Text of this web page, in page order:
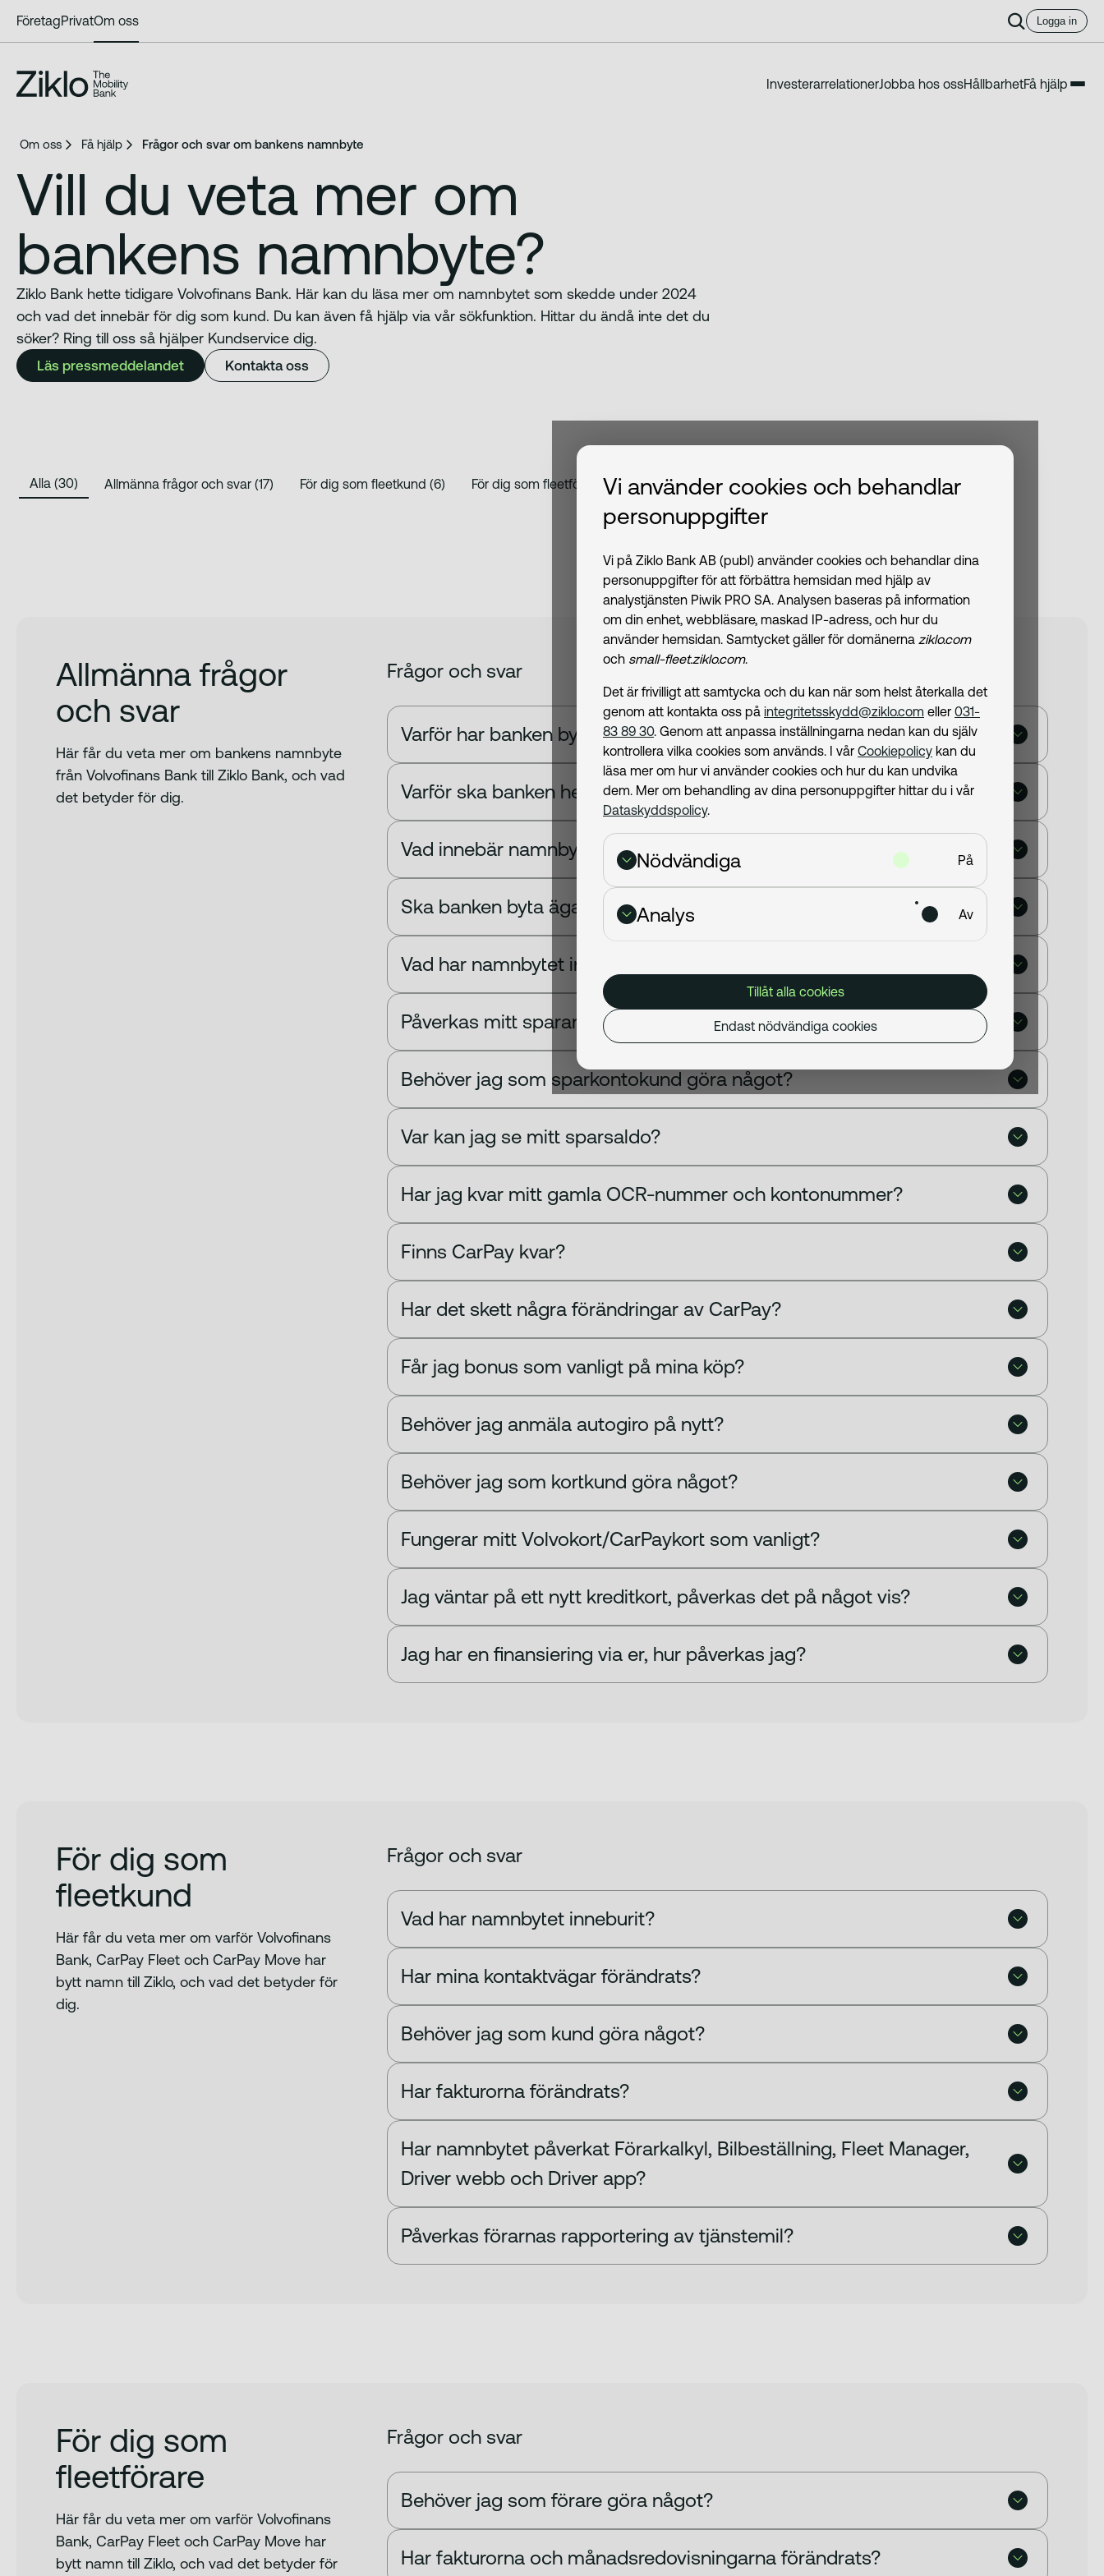
FöretagPrivatOm oss Logga in
InvesterarrelationerJobba hos ossHållbarhetFå hjälp
Om oss Få hjälp Frågor och svar om bankens namnbyte
Vill du veta mer om
bankens namnbyte?
Ziklo Bank hette tidigare Volvofinans Bank. Här kan du läsa mer om namnbytet som skedde under 2024
och vad det innebär för dig som kund. Du kan även få hjälp via vår sökfunktion. Hittar du ändå inte det du
söker? Ring till oss så hjälper Kundservice dig.
Läs pressmeddelandet Kontakta oss
Alla (30) Allmänna frågor och svar (17) För dig som fleetkund (6) För dig som fleetförare (7)
Allmänna frågor
och svar
Här får du veta mer om bankens namnbyte
från Volvofinans Bank till Ziklo Bank, och vad
det betyder för dig.
Frågor och svar
Varför har banken bytt namn?
Varför ska banken heta Ziklo Bank?
Vad innebär namnbytet för Volvofinans och CarPay?
Ska banken byta ägare?
Vad har namnbytet inneburit?
Påverkas mitt sparande på något sätt?
Behöver jag som sparkontokund göra något?
Var kan jag se mitt sparsaldo?
Har jag kvar mitt gamla OCR-nummer och kontonummer?
Finns CarPay kvar?
Har det skett några förändringar av CarPay?
Får jag bonus som vanligt på mina köp?
Behöver jag anmäla autogiro på nytt?
Behöver jag som kortkund göra något?
Fungerar mitt Volvokort/CarPaykort som vanligt?
Jag väntar på ett nytt kreditkort, påverkas det på något vis?
Jag har en finansiering via er, hur påverkas jag?
För dig som
fleetkund
Här får du veta mer om varför Volvofinans
Bank, CarPay Fleet och CarPay Move har
bytt namn till Ziklo, och vad det betyder för
dig.
Frågor och svar
Vad har namnbytet inneburit?
Har mina kontaktvägar förändrats?
Behöver jag som kund göra något?
Har fakturorna förändrats?
Har namnbytet påverkat Förarkalkyl, Bilbeställning, Fleet Manager,
Driver webb och Driver app?
Påverkas förarnas rapportering av tjänstemil?
För dig som
fleetförare
Här får du veta mer om varför Volvofinans
Bank, CarPay Fleet och CarPay Move har
bytt namn till Ziklo, och vad det betyder för
Frågor och svar
Behöver jag som förare göra något?
Har fakturorna och månadsredovisningarna förändrats?
Vi använder cookies och behandlar
personuppgifter
Vi på Ziklo Bank AB (publ) använder cookies och behandlar dina
personuppgifter för att förbättra hemsidan med hjälp av
analystjänsten Piwik PRO SA. Analysen baseras på information
om din enhet, webbläsare, maskad IP-adress, och hur du
använder hemsidan. Samtycket gäller för domänerna ziklo.com
och small-fleet.ziklo.com.
Det är frivilligt att samtycka och du kan när som helst återkalla det
genom att kontakta oss på integritetsskydd@ziklo.com eller 031-
83 89 30. Genom att anpassa inställningarna nedan kan du själv
kontrollera vilka cookies som används. I vår Cookiepolicy kan du
läsa mer om hur vi använder cookies och hur du kan undvika
dem. Mer om behandling av dina personuppgifter hittar du i vår
Dataskyddspolicy.
Nödvändiga På
Analys Av
Tillåt alla cookies
Endast nödvändiga cookies